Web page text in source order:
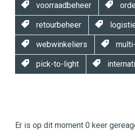
voorraadbeheer
retourbeheer
webwinkeliers
pick-to-light
|
Digital
Er is op dit moment 0 keer